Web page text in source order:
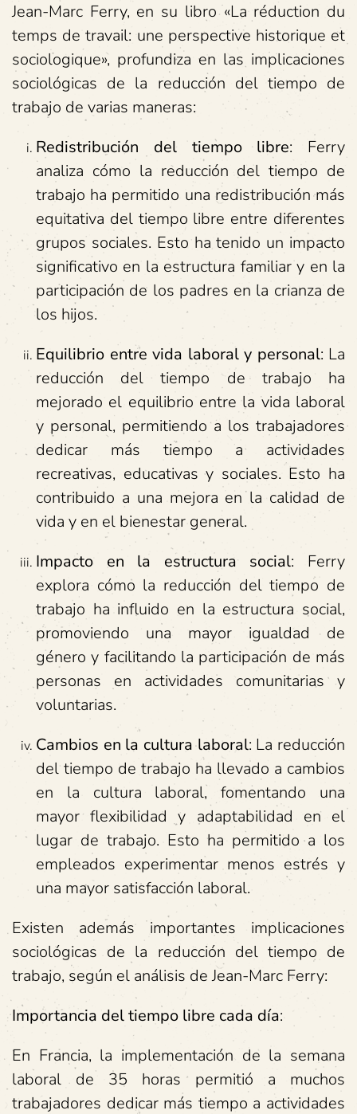
Jean-Marc Ferry, en su libro «La réduction du
temps de travail: une perspective historique et
sociologique», profundiza en las implicaciones
sociológicas de la reducción del tiempo de
trabajo de varias maneras:
Redistribución del tiempo libre: Ferry
analiza cómo la reducción del tiempo de
trabajo ha permitido una redistribución más
equitativa del tiempo libre entre diferentes
grupos sociales. Esto ha tenido un impacto
significativo en la estructura familiar y en la
participación de los padres en la crianza de
los hijos.
Equilibrio entre vida laboral y personal: La
reducción del tiempo de trabajo ha
mejorado el equilibrio entre la vida laboral
y personal, permitiendo a los trabajadores
dedicar más tiempo a actividades
recreativas, educativas y sociales. Esto ha
contribuido a una mejora en la calidad de
vida y en el bienestar general.
Impacto en la estructura social: Ferry
explora cómo la reducción del tiempo de
trabajo ha influido en la estructura social,
promoviendo una mayor igualdad de
género y facilitando la participación de más
personas en actividades comunitarias y
voluntarias.
Cambios en la cultura laboral: La reducción
del tiempo de trabajo ha llevado a cambios
en la cultura laboral, fomentando una
mayor flexibilidad y adaptabilidad en el
lugar de trabajo. Esto ha permitido a los
empleados experimentar menos estrés y
una mayor satisfacción laboral.
Existen además importantes implicaciones
sociológicas de la reducción del tiempo de
trabajo, según el análisis de Jean-Marc Ferry:
Importancia del tiempo libre cada día:
En Francia, la implementación de la semana
laboral de 35 horas permitió a muchos
trabajadores dedicar más tiempo a actividades